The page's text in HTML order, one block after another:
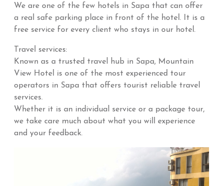
We are one of the few hotels in Sapa that can offer
a real safe parking place in front of the hotel. It is a
free service for every client who stays in our hotel.
Travel services:
Known as a trusted travel hub in Sapa, Mountain
View Hotel is one of the most experienced tour
operators in Sapa that offers tourist reliable travel
services.
Whether it is an individual service or a package tour,
we take care much about what you will experience
and your feedback.